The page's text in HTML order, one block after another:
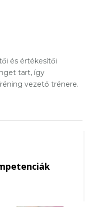
és értékesítői
tart, így
vezető trénere.